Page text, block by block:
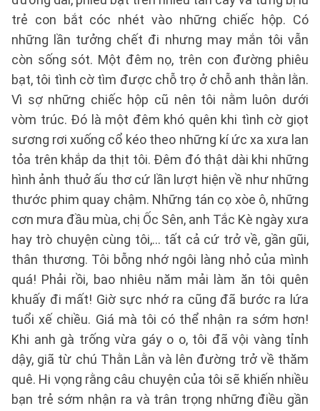
trẻ con bắt cóc nhét vào những chiếc hộp. Có
những lần tưởng chết đi nhưng may mắn tôi vẫn
còn sống sót. Một đêm nọ, trên con đường phiêu
bạt, tôi tình cờ tìm được chỗ trọ ở chỗ anh thằn lằn.
Vì sợ những chiếc hộp cũ nên tôi nằm luôn dưới
vòm trúc. Đó là một đêm khó quên khi tình cờ giọt
sương rơi xuống cổ kéo theo những kí ức xa xưa lan
tỏa trên khắp da thịt tôi. Đêm đó thật dài khi những
hình ảnh thuở ấu thơ cứ lần lượt hiện về như những
thước phim quay chậm. Những tán cọ xòe ô, những
cơn mưa đầu mùa, chị Ốc Sên, anh Tắc Kè ngày xưa
hay trò chuyện cùng tôi,… tất cả cứ trở về, gần gũi,
thân thương. Tôi bỗng nhớ ngôi làng nhỏ của mình
quá! Phải rồi, bao nhiêu năm mải làm ăn tôi quên
khuấy đi mất! Giờ sực nhớ ra cũng đã bước ra lứa
tuổi xế chiều. Giá mà tôi có thể nhận ra sớm hơn!
Khi anh gà trống vừa gáy o o, tôi đã vội vàng tỉnh
dậy, giã từ chú Thằn Lằn và lên đường trở về thăm
quê. Hi vọng rằng câu chuyện của tôi sẽ khiến nhiều
bạn trẻ sớm nhận ra và trân trọng những điều gần